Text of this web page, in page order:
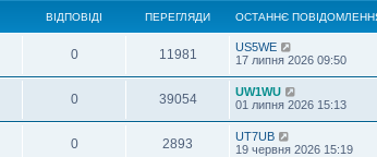
ВІДПОВІДІ ПЕРЕГЛЯДИ ОСТАННЄ
0 11981
US5WE
17 липня 2026 09:50
0 39054
UW1WU
01 липня 2026 15:13
0 2893
UT7UB
19 червня 2026 15:19